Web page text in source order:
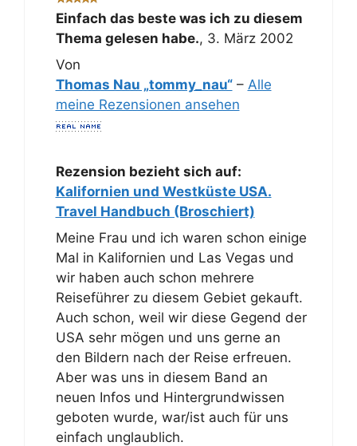
Einfach das beste was ich zu diesem
Thema gelesen habe., 3. März 2002
Von
Thomas Nau „tommy_nau“– Alle
meine Rezensionen ansehen
Rezension bezieht sich auf:
Kalifornien und Westküste USA.
Travel Handbuch (Broschiert)
Meine Frau und ich waren schon einige
Mal in Kalifornien und Las Vegas und
wir haben auch schon mehrere
Reiseführer zu diesem Gebiet gekauft.
Auch schon, weil wir diese Gegend der
USA sehr mögen und uns gerne an
den Bildern nach der Reise erfreuen.
Aber was uns in diesem Band an
neuen Infos und Hintergrundwissen
geboten wurde, war/ist auch für uns
einfach unglaublich.